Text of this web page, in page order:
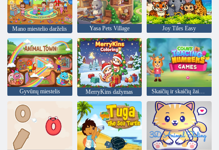
Mano miestelio darželis Yasa Pets Village Joy Tiles Easy
Gyvūnų miestelis MerryKins dažymas Skaičių ir skaičių žaidimai